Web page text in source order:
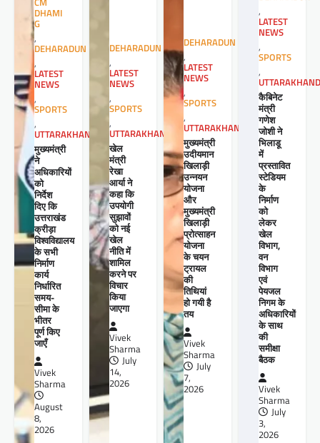
DHAMI
G
,
DEHARADUN
,
LATEST
NEWS
,
SPORTS
,
UTTARAKHAND
मुख्यमंत्री
ने
अधिकारियों
को
निर्देश
दिए कि
उत्तराखंड
क्रीड़ा
विश्वविद्यालय
के सभी
निर्माण
कार्य
निर्धारित
समय-
सीमा के
भीतर
पूर्ण किए
जाएँ
Vivek
Sharma
August
8,
2026
DEHARADUN
,
LATEST
NEWS
,
SPORTS
,
UTTARAKHAND
खेल
मंत्री
रेखा
आर्या ने
कहा कि
उपयोगी
सुझावों
को नई
खेल
नीति में
शामिल
करने पर
विचार
किया
जाएगा
Vivek
Sharma
July
14,
2026
DEHARADUN
,
LATEST
NEWS
,
SPORTS
,
UTTARAKHAND
मुख्यमंत्री
उदीयमान
खिलाड़ी
उन्नयन
योजना
और
मुख्यमंत्री
खिलाड़ी
प्रोत्साहन
योजना
के चयन
ट्रायल
की
तिथियां
हो गयी है
तय
Vivek
Sharma
July
7,
2026
,
LATEST
NEWS
,
SPORTS
,
UTTARAKHAND
कैबिनेट
मंत्री
गणेश
जोशी ने
भिलाडू
में
प्रस्तावित
स्टेडियम
के
निर्माण
को
लेकर
खेल
विभाग,
वन
विभाग
एवं
पेयजल
निगम के
अधिकारियों
के साथ
की
समीक्षा
बैठक
Vivek
Sharma
July
3,
2026